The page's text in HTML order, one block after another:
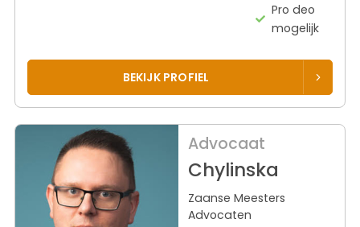
Pro deo
mogelijk
BEKIJK PROFIEL
Advocaat
Chylinska
Zaanse Meesters
Advocaten